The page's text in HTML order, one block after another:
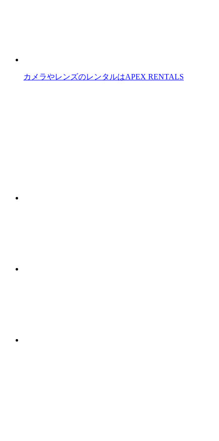
カメラやレンズのレンタルはAPEX RENTALS